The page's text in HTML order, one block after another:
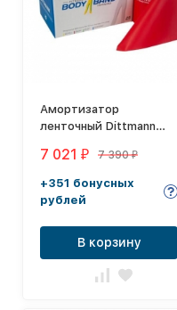
Амортизатор
ленточный Dittmann
7 021₽ 7 390₽
+351 бонусных
рублей
В корзину